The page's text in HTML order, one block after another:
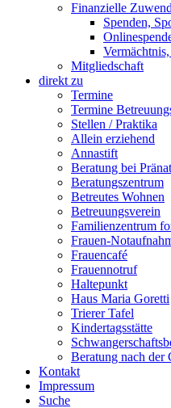
Finanzielle
Spenden,
Mitgliedschaft
direkt zu
Termine
Termine
Stellen / Praktika
Allein erziehend
Annastift
Beratung bei
Beratungszentrum
Betreutes Wohnen
Betreuungsverein
Familienzentrum
Frauen-
Frauencafé
Frauennotruf
Haltepunkt
Haus Maria Goretti
Trierer Tafel
Kindertagsstätte
Beratung nach der
Kontakt
Impressum
Suche